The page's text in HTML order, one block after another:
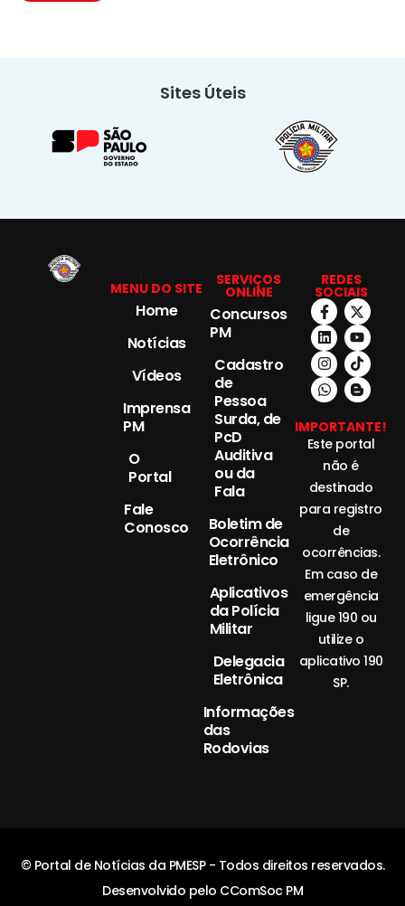
Sites Úteis
MENU DO SITE
Home
Notícias
Vídeos
Imprensa
PM
O
Portal
Fale
Conosco
SERVIÇOS
ONLINE
Concursos
PM
Cadastro
de
Pessoa
Surda, de
PcD
Auditiva
ou da
Fala
Boletim de
Ocorrência
Eletrônico
Aplicativos
da Polícia
Militar
Delegacia
Eletrônica
Informações
das
Rodovias
REDES
SOCIAIS
IMPORTANTE!
Este portal
não é
destinado
para registro
de
ocorrências.
Em caso de
emergência
ligue 190 ou
utilize o
aplicativo 190
SP.
© Portal de Notícias da PMESP - Todos direitos reservados.
Desenvolvido pelo CComSoc PM